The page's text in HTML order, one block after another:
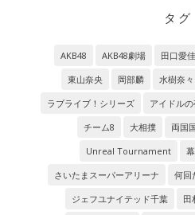
タグ
AKB48 AKB48劇場 田口愛佳
東山奈央
岡部麟 水樹奈々
ラブライブ！シリーズ
アイドル
チーム8
大相撲 両国
Unreal Tournament
さいたまスーパーアリーナ
何回
ジェフユナイテッド千葉
田